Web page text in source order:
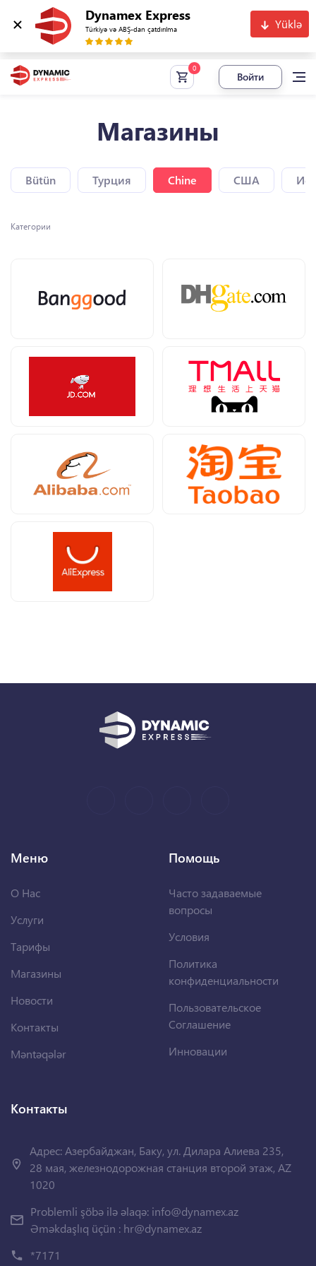
Dynamex Express
Türkiyə və ABŞ-dan çatdırılma Yüklə
Войти
Магазины
Bütün Турция Chine США
Категории
Меню
О Нас
Услуги
Тарифы
Магазины
Новости
Контакты
Məntəqələr
Помощь
Часто задаваемые
вопросы
Условия
Политика
конфиденциальности
Пользовательское
Соглашение
Инновации
Контакты
Адрес: Азербайджан, Баку, ул. Дилара Алиева 235,
28 мая, железнодорожная станция второй этаж, AZ
1020
Problemli şöbə ilə əlaqə: info@dynamex.az
Əməkdaşlıq üçün : hr@dynamex.az
*7171